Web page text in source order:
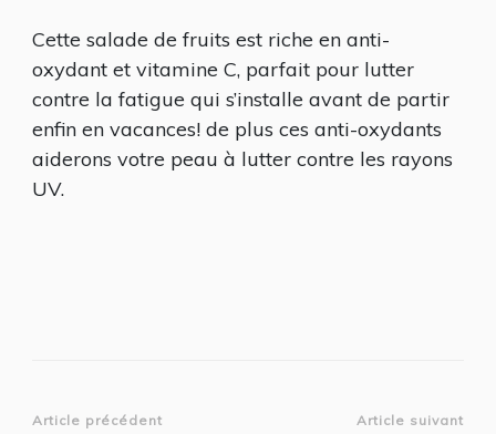
Cette salade de fruits est riche en anti-
oxydant et vitamine C, parfait pour lutter
contre la fatigue qui s’installe avant de partir
enfin en vacances! de plus ces anti-oxydants
aiderons votre peau à lutter contre les rayons
UV.
Article précédent Article suivant